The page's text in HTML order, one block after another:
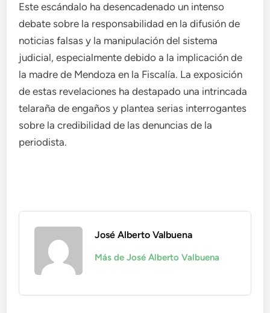
Este escándalo ha desencadenado un intenso
debate sobre la responsabilidad en la difusión de
noticias falsas y la manipulación del sistema
judicial, especialmente debido a la implicación de
la madre de Mendoza en la Fiscalía. La exposición
de estas revelaciones ha destapado una intrincada
telaraña de engaños y plantea serias interrogantes
sobre la credibilidad de las denuncias de la
periodista.
José Alberto Valbuena
Más de José Alberto Valbuena